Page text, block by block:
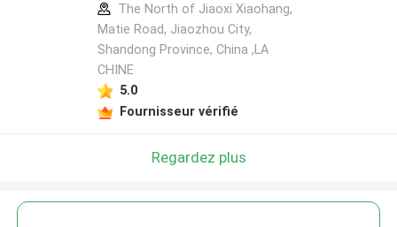
The North of Jiaoxi Xiaohang,
Matie Road, Jiaozhou City,
Shandong Province, China ,LA
CHINE
5.0
Fournisseur vérifié
Regardez plus